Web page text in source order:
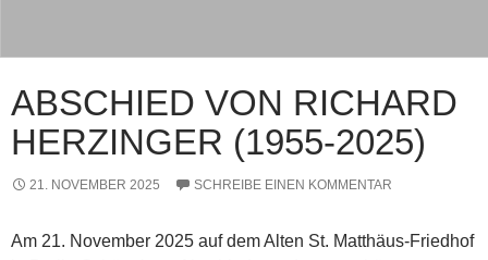
ABSCHIED VON RICHARD
HERZINGER (1955-2025)
21. NOVEMBER 2025 SCHREIBE EINEN KOMMENTAR
Am 21. November 2025 auf dem Alten St. Matthäus-Friedhof